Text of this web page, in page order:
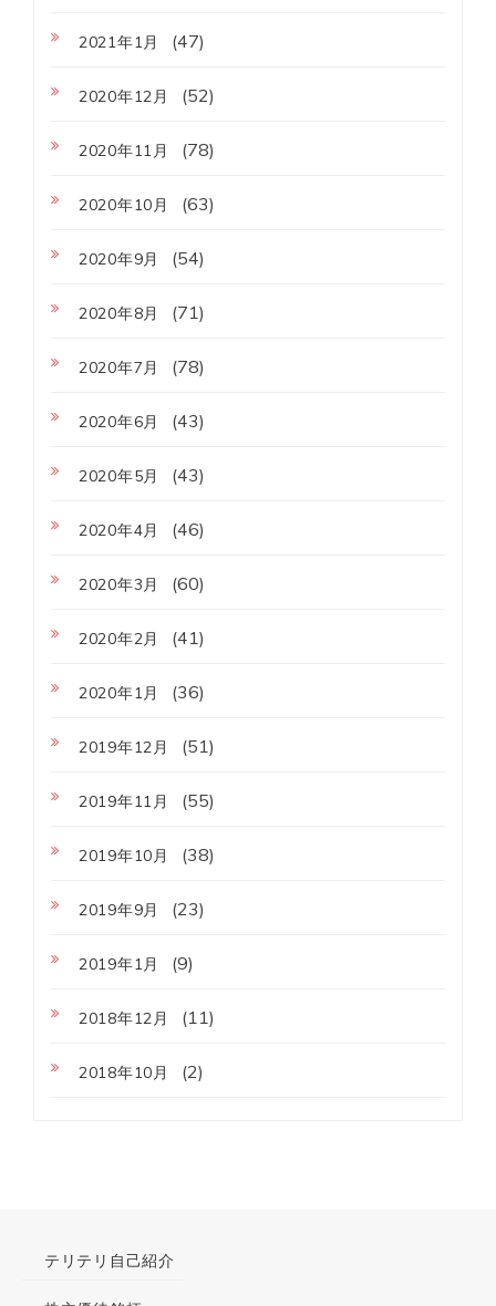
2021年1月 (47)
2020年12月 (52)
2020年11月 (78)
2020年10月 (63)
2020年9月 (54)
2020年8月 (71)
2020年7月 (78)
2020年6月 (43)
2020年5月 (43)
2020年4月 (46)
2020年3月 (60)
2020年2月 (41)
2020年1月 (36)
2019年12月 (51)
2019年11月 (55)
2019年10月 (38)
2019年9月 (23)
2019年1月 (9)
2018年12月 (11)
2018年10月 (2)
テリテリ自己紹介